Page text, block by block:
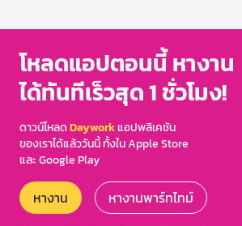
โหลดแอปตอนนี้ หางาน
ได้ทันทีเร็วสุด 1 ชั่วโมง!
ดาวน์โหลดDayworkแอปพลิเคชัน
ของเราได้แล้ววันนี้ ทั้งใน Apple Store
และ Google Play
หางาน หางานพาร์ทไทม์